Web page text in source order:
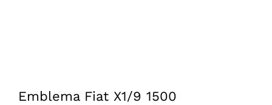
Emblema Fiat X1/9 1500